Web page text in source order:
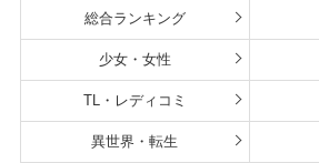
版】
総合ランキング
少女・女性
TL・レディコミ
異世界・転生